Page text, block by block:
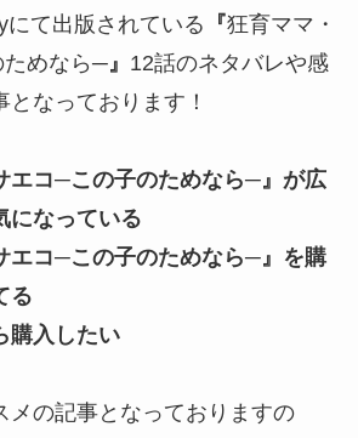
て出版されている 『狂育ママ・
めなら─』 12話のネタバレや感
なっております！
エコ─この子のためなら─』が広
になっている
エコ─この子のためなら─』を購
る
購入したい
メの記事となっておりますの